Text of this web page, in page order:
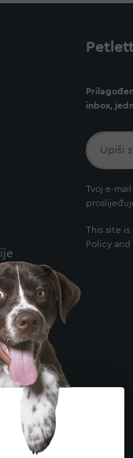
inbox,
Tvoj e-
This site
Policy and